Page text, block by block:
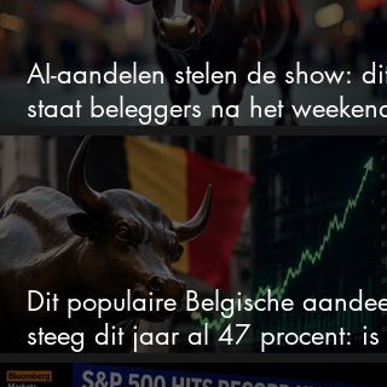
AI-aandelen stelen de show: dit
staat beleggers na het weekend
te wachten
Dit populaire Belgische aandeel
steeg dit jaar al 47 procent: is
ruimte voor meer?